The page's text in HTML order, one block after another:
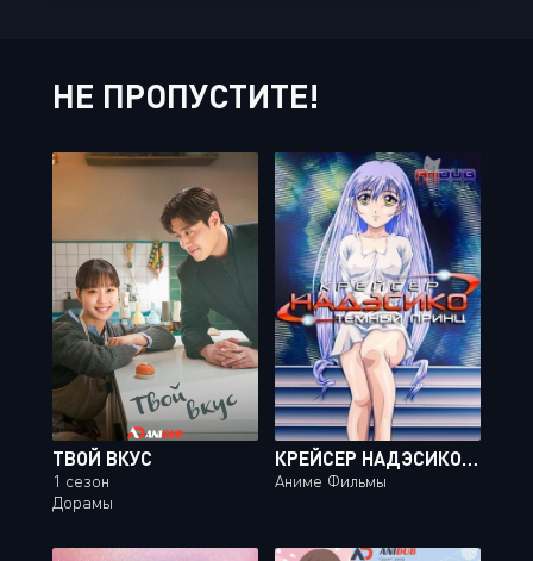
НЕ ПРОПУСТИТЕ!
ТВОЙ ВКУС
1 сезон
Дорамы
КРЕЙСЕР НАДЭСИКО: ПРИНЦ ТЬМЫ / KIDOU SENKAN NADESICO: THE PRINCE OF DARKNESS
Аниме Фильмы